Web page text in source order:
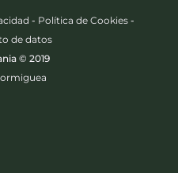
- Política de Cookies-
de datos
© 2019